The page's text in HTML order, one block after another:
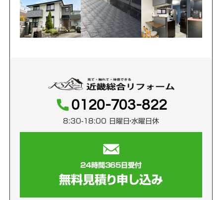
0120-703-822
8:30-18:00 日曜日・水曜日休
24時間365日受付
無料見積り申し込み